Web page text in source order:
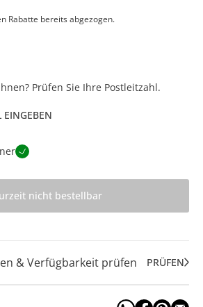
Rabatte bereits abgezogen.
Prüfen Sie Ihre Postleitzahl.
EINGEBEN
nicht bestellbar
& Verfügbarkeit prüfen PRÜFEN